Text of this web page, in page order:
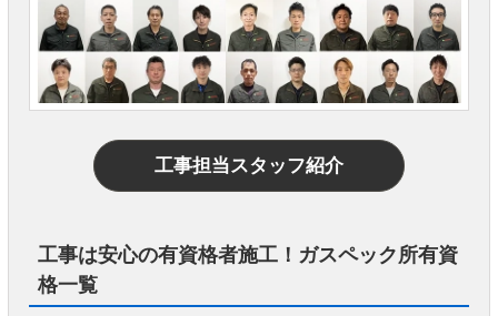
工事担当スタッフ紹介
工事は安心の有資格者施工！ガスペック所有資
格一覧